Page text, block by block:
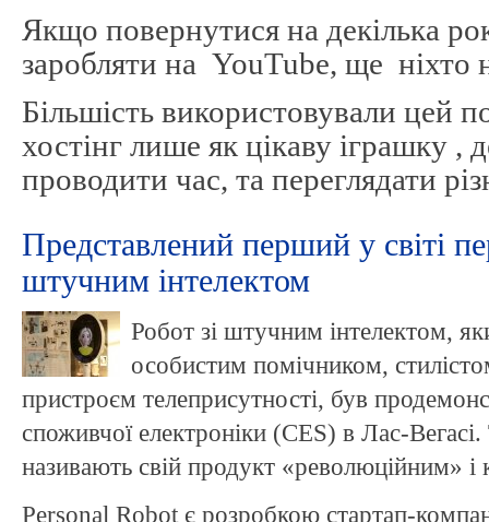
Якщо повернутися на декілька
заробляти на YouTube, ще ніхто
Більшість використовували цей
хостінг лише як цікаву іграшку ,
проводити час, та переглядати
Представлений перший у світі
штучним інтелектом
Робот зі штучним інтелектом,
особистим помічником,
пристроєм телеприсутності, був
споживчої електроніки (CES) в Лас-
називають свій продукт «революційним»
Personal Robot є розробкою стартап-